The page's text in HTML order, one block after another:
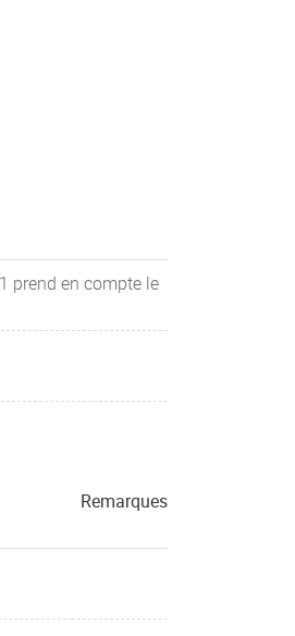
prend en compte le
Remarques